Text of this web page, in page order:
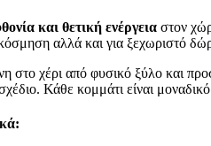
και θετική ενέργεια στον
αλλά και για ξεχωριστό
στο χέρι από φυσικό ξύλο και
Κάθε κομμάτι είναι μοναδικό